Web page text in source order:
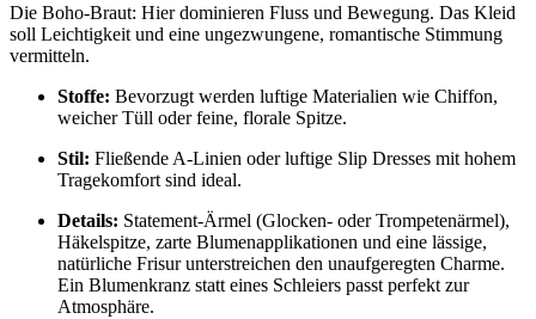
Die Boho-Braut: Hier dominieren Fluss und Bewegung. Das Kleid
soll Leichtigkeit und eine ungezwungene, romantische Stimmung
vermitteln.
Stoffe: Bevorzugt werden luftige Materialien wie Chiffon,
weicher Tüll oder feine, florale Spitze.
Stil: Fließende A-Linien oder luftige Slip Dresses mit hohem
Tragekomfort sind ideal.
Details: Statement-Ärmel (Glocken- oder Trompetenärmel),
Häkelspitze, zarte Blumenapplikationen und eine lässige,
natürliche Frisur unterstreichen den unaufgeregten Charme.
Ein Blumenkranz statt eines Schleiers passt perfekt zur
Atmosphäre.